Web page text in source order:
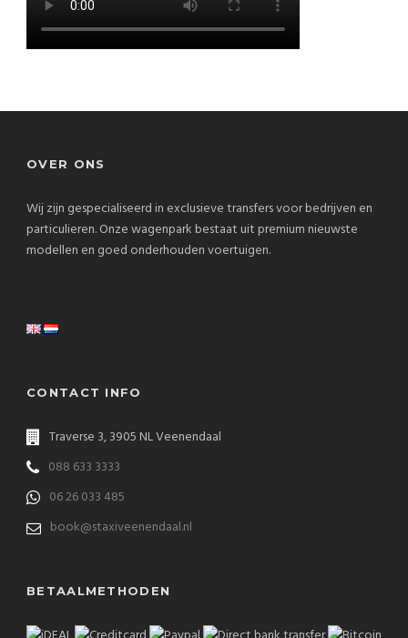
OVER ONS
Wij zijn gespecialiseerd in exclusieve transfers voor bedrijven en
particulieren. Onze wagenpark bestaat uit premium nieuwste
modellen en goed onderhouden voertuigen.
CONTACT INFO
Traverse 3, 3905 NL Veenendaal
088 633 3333
06 26 033 485
book@staxiveenendaal.nl
BETAALMETHODEN